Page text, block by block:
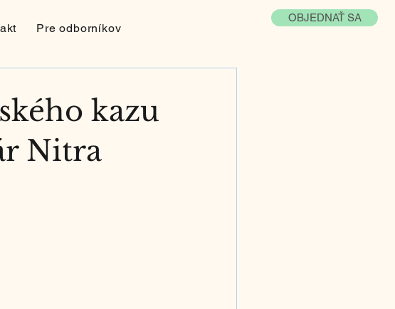
Pre odborníkov
OBJEDNAŤ SA
kazu
Nitra